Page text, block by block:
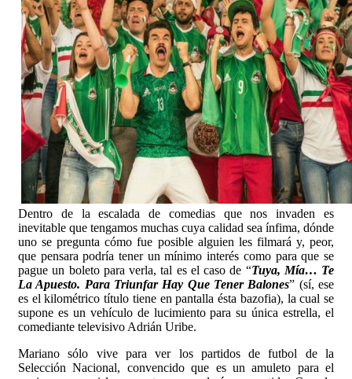
Dentro de la escalada de comedias que nos invaden es
inevitable que tengamos muchas cuya calidad sea ínfima, dónde
uno se pregunta cómo fue posible alguien les filmará y, peor,
que pensara podría tener un mínimo interés como para que se
pague un boleto para verla, tal es el caso de “Tuya, Mía… Te
La Apuesto. Para Triunfar Hay Que Tener Balones” (sí, ese
es el kilométrico título tiene en pantalla ésta bazofia), la cual se
supone es un vehículo de lucimiento para su única estrella, el
comediante televisivo Adrián Uribe.
Mariano sólo vive para ver los partidos de futbol de la
Selección Nacional, convencido que es un amuleto para el